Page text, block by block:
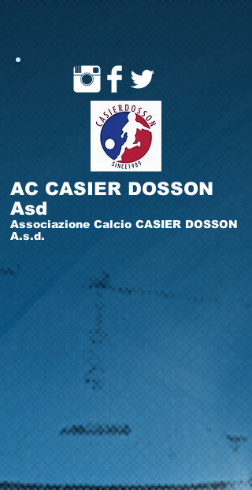
AC CASIER DOSSON
Asd
Associazione Calcio CASIER DOSSON
A.s.d.